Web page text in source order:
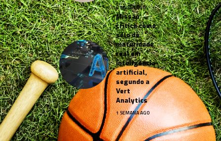
5 MESES AGO
Missão
crítica como
selo de
maturidade
real em
inteligência
artificial,
segundo a
Vert
Analytics
1 SEMANA AGO